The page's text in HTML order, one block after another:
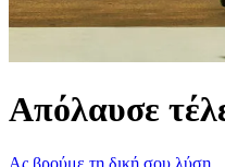
Απόλαυσε
Ας βρούμε τη δική σου λύση